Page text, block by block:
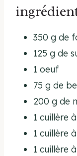
350 g de
125 g de
1 oeuf
75 g de
200 g de
1 cuillère
1 cuillère
1 cuillère